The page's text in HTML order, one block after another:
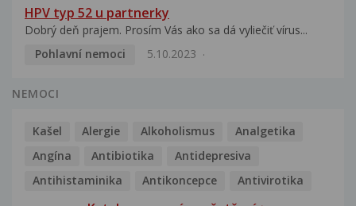
HPV typ 52 u partnerky
Dobrý deň prajem. Prosím Vás ako sa dá vyliečiť vírus...
Pohlavní nemoci
5.10.2023
NEMOCI
Kašel Alergie Alkoholismus
Analgetika
Angína
Antibiotika
Antidepresiva
Antihistaminika
Antikoncepce Antivirotika